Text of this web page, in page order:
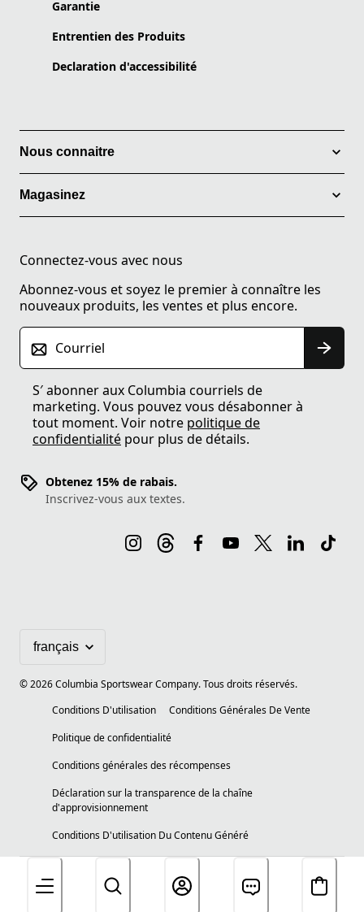
Garantie
Entrentien des Produits
Declaration d'accessibilité
Nous connaitre
Magasinez
Connectez-vous avec nous
Abonnez-vous et soyez le premier à connaître les
nouveaux produits, les ventes et plus encore.
Courriel
S′ abonner aux Columbia courriels de
marketing. Vous pouvez vous désabonner à
tout moment. Voir notre politique de
confidentialité pour plus de détails.
Obtenez 15% de rabais.
Inscrivez-vous aux textes.
©2026Columbia Sportswear Company. Tous droits réservés.
Conditions D'utilisation
Conditions Générales De Vente
Politique de confidentialité
Conditions générales des récompenses
Déclaration sur la transparence de la chaîne
d'approvisionnement
Conditions D'utilisation Du Contenu Généré